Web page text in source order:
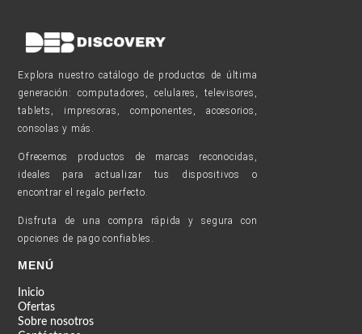
Explora nuestro catálogo de productos de última
generación: computadores, celulares, televisores,
tablets, impresoras, componentes, accesorios,
consolas y más.
Ofrecemos productos de marcas reconocidas,
ideales para actualizar tus dispositivos o
encontrar el regalo perfecto.
Disfruta de una compra rápida y segura con
opciones de pago confiables.
MENÚ
Inicio
Ofertas
Sobre nosotros